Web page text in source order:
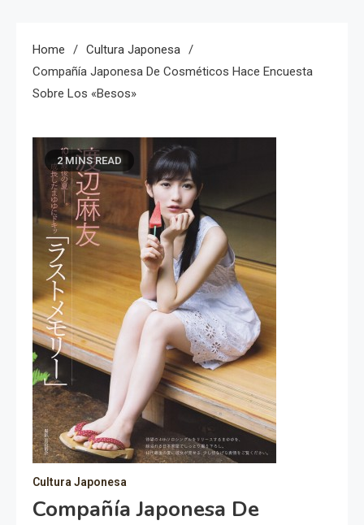
Home
Cultura Japonesa
Compañía Japonesa De Cosméticos Hace Encuesta
Sobre Los «besos»
2 MINS READ
Cultura Japonesa
Compañía Japonesa De